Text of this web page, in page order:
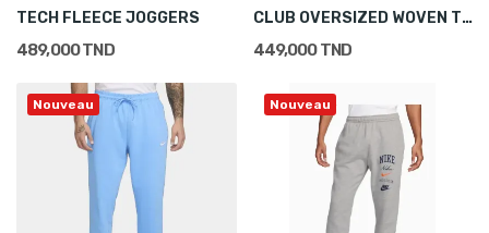
TECH FLEECE JOGGERS
489,000 TND
CLUB OVERSIZED WOVEN TRACKSUIT BOTTOMS
449,000 TND
Nouveau Nouveau